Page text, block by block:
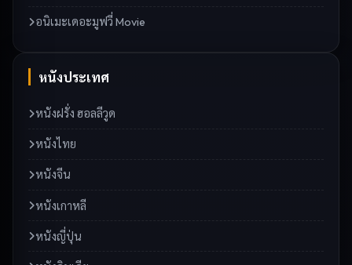
อนิเมะเดอะมูฟวี่ Movie
หนังประเทศ
หนังฝรั่ง ฮอลลีวูด
หนังไทย
หนังจีน
หนังเกาหลี
หนังญี่ปุ่น